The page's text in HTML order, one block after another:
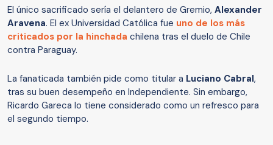
El único sacrificado sería el delantero de Gremio, Alexander
Aravena. El ex Universidad Católica fue uno de los más
criticados por la hinchada chilena tras el duelo de Chile
contra Paraguay.
La fanaticada también pide como titular a Luciano Cabral,
tras su buen desempeño en Independiente. Sin embargo,
Ricardo Gareca lo tiene considerado como un refresco para
el segundo tiempo.